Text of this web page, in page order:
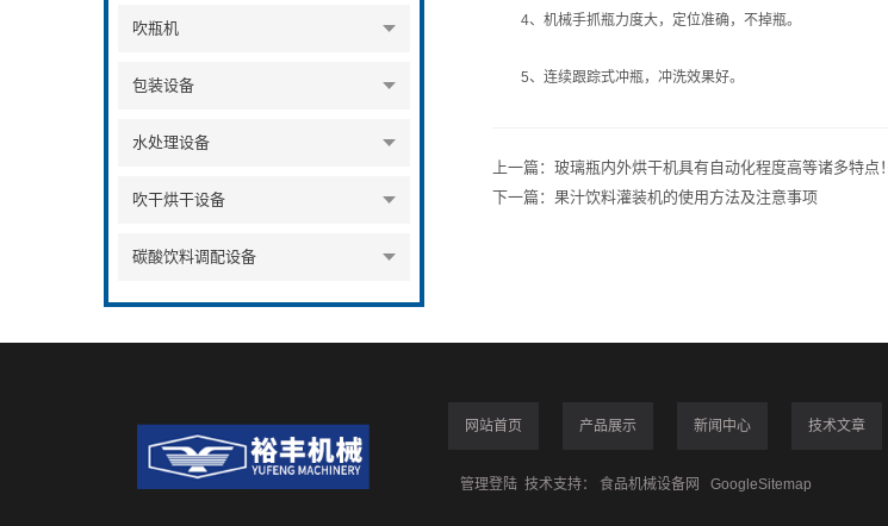
吹瓶机
包装设备
水处理设备
吹干烘干设备
碳酸饮料调配设备
4、机械手抓瓶力度大，定位准确，不掉瓶。
5、连续跟踪式冲瓶，冲洗效果好。
上一篇： 玻璃瓶内外烘干机具有自动化程度高等诸多特点！
下一篇： 果汁饮料灌装机的使用方法及注意事项
网站首页 产品展示 新闻中心 技术文章
管理登陆 技术支持： 食品机械设备网 GoogleSitemap